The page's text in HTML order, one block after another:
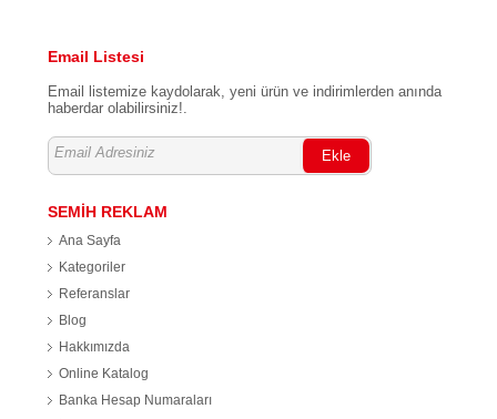
Email Listesi
Email listemize kaydolarak, yeni ürün ve indirimlerden anında
haberdar olabilirsiniz!.
Ekle
SEMİH REKLAM
Ana Sayfa
Kategoriler
Referanslar
Blog
Hakkımızda
Online Katalog
Banka Hesap Numaraları